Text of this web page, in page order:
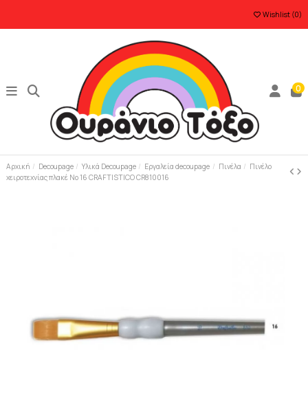
Wishlist (0)
0
Αρχική Decoupage Υλικά Decoupage Εργαλεία decoupage Πινέλα
Πινέλο
χειροτεχνίας πλακέ Νο 16 CRAFTISTICO CR810016